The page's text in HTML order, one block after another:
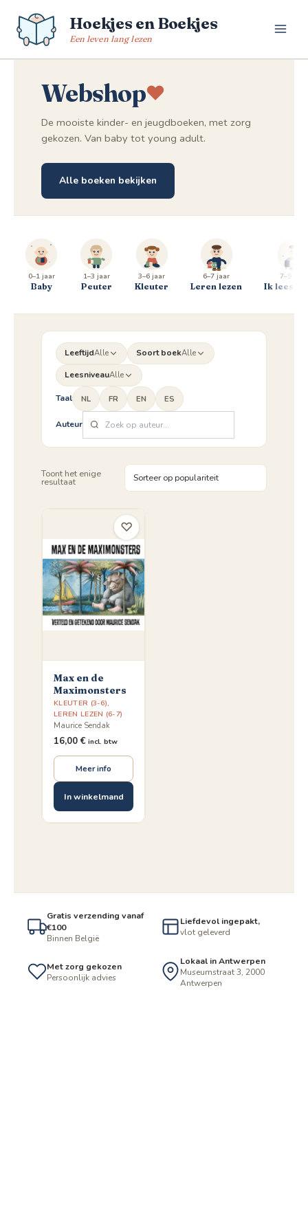
naar
Hoekjes en Boekjes
Een leven lang lezen
Webshop
De mooiste kinder- en jeugdboeken, met zorg
gekozen. Van baby tot young adult.
Alle boeken bekijken
0–1 jaar
Baby
1–3 jaar
Peuter
3–6 jaar
Kleuter
6–7 jaar
Leren lezen
7–9 jaar
Ik lees al
LeeftijdAlle Soort boekAlle
LeesniveauAlle
Taal NL FR EN ES
Auteur
Toont het enige
resultaat
Max en de
Maximonsters
KLEUTER (3-6),
LEREN LEZEN (6-7)
Maurice Sendak
16,00 € incl. btw
Meer info
In winkelmand
♡
Gratis verzending vanaf
€100
Binnen België
Liefdevol ingepakt,
vlot geleverd
Met zorg gekozen
Persoonlijk advies
Lokaal in Antwerpen
Museumstraat 3, 2000
Antwerpen